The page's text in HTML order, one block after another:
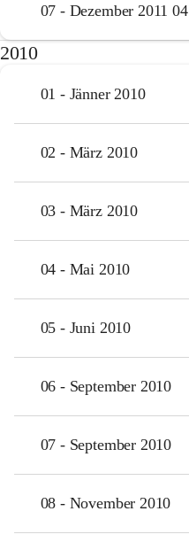
07 - Dezember 2011 04
2010
01 - Jänner 2010
02 - März 2010
03 - März 2010
04 - Mai 2010
05 - Juni 2010
06 - September 2010
07 - September 2010
08 - November 2010